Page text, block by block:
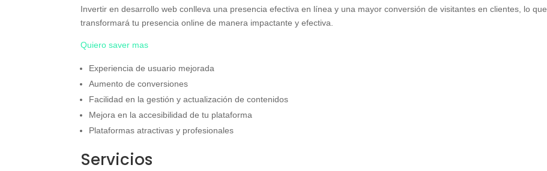
Invertir en desarrollo web conlleva una presencia efectiva en línea y una mayor conversión de visitantes en clientes, lo que
transformará tu presencia online de manera impactante y efectiva.
Quiero saver mas
Experiencia de usuario mejorada
Aumento de conversiones
Facilidad en la gestión y actualización de contenidos
Mejora en la accesibilidad de tu plataforma
Plataformas atractivas y profesionales
Servicios